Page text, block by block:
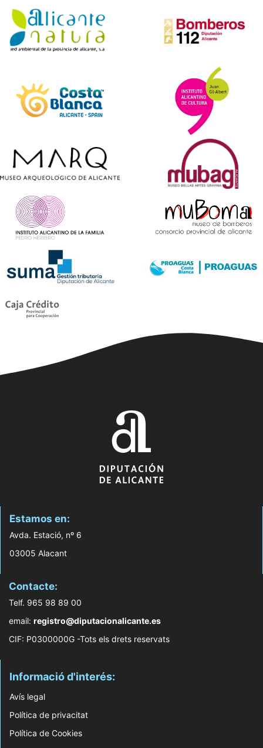
Estamos en:
Avda. Estació, nº 6
03005 Alacant
Contacte:
Telf. 965 98 89 00
email: registro@diputacionalicante.es
CIF: P0300000G -Tots els drets reservats
Informació d'interés:
Avís legal
Política de privacitat
Política de Cookies